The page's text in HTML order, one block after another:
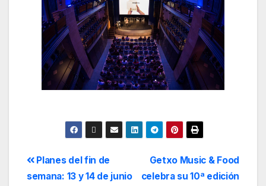
Getxo Music & Food
celebra su 10ª edición
Planes del fin de
semana: 13 y 14 de junio